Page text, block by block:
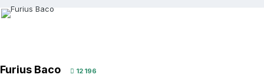
Furius Baco 12 196